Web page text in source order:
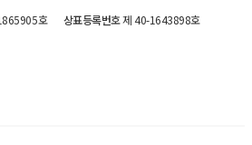
호 상표등록번호제 40-1643898호